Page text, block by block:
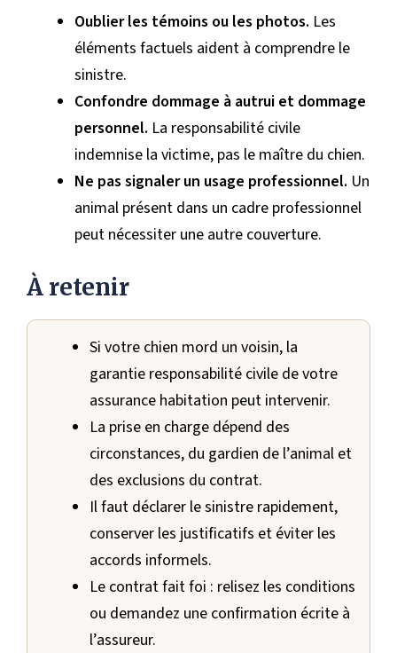
Oublier les témoins ou les photos. Les
éléments factuels aident à comprendre le
sinistre.
Confondre dommage à autrui et dommage
personnel. La responsabilité civile
indemnise la victime, pas le maître du chien.
Ne pas signaler un usage professionnel. Un
animal présent dans un cadre professionnel
peut nécessiter une autre couverture.
À retenir
Si votre chien mord un voisin, la
garantie responsabilité civile de votre
assurance habitation peut intervenir.
La prise en charge dépend des
circonstances, du gardien de l’animal et
des exclusions du contrat.
Il faut déclarer le sinistre rapidement,
conserver les justificatifs et éviter les
accords informels.
Le contrat fait foi : relisez les conditions
ou demandez une confirmation écrite à
l’assureur.